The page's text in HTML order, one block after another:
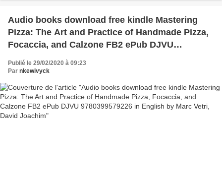
Audio books download free kindle Mastering
Pizza: The Art and Practice of Handmade Pizza,
Focaccia, and Calzone FB2 ePub DJVU
9780399579226 in English by Marc Vetri, David
Joachim
Publié le 29/02/2020 à 09:23
Par nkewivyck